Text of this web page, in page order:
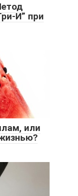
И” при
или